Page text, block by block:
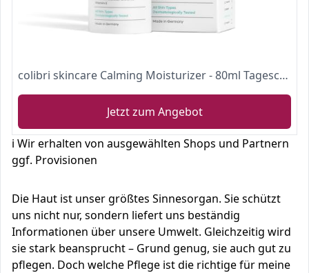
colibri skincare Calming Moisturizer - 80ml Tagescreme mit Hyaluron Serum und Sheabutter für optimale Pflege den ganzen Tag ohne zu fetten - Gesichtscreme für Frauen und Männer - face cream
Jetzt zum Angebot
ℹ️ Wir erhalten von ausgewählten Shops und Partnern
ggf. Provisionen
Die Haut ist unser größtes Sinnesorgan. Sie schützt
uns nicht nur, sondern liefert uns beständig
Informationen über unsere Umwelt. Gleichzeitig wird
sie stark beansprucht – Grund genug, sie auch gut zu
pflegen. Doch welche Pflege ist die richtige für meine